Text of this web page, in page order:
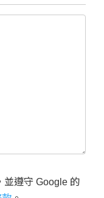
並遵守 Google 的